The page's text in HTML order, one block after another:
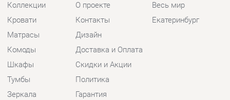
Тумбы
Зеркала
Столы
Мягкая мебель
Комплектующие
Политика
Гарантия
Помощь